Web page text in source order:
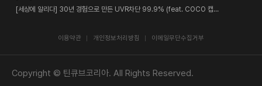
[세상에 알리다] 30년 경험으로 만든 UVR차단 99.9% (feat. COCO 캡틴춘리)
이용약관 개인정보처리방침 이메일무단수집거부
Copyright © 틴큐브코리아. All Rights Reserved.